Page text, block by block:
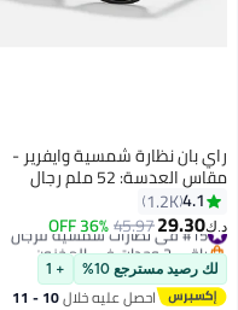
راي بان نظارة شمسية وايفرير -
مقاس العدسة: 52 ملم رجال
4.1
1.2K
د.ك‏29.30
45.97
36% OFF #15 في نظارات شمسية للرجال
باقي 2 وحدات في المخزون
#15 في نظارات شمسية للرجال
لك رصيد مسترجع 10% + 1
احصل عليه خلال 10 - 11